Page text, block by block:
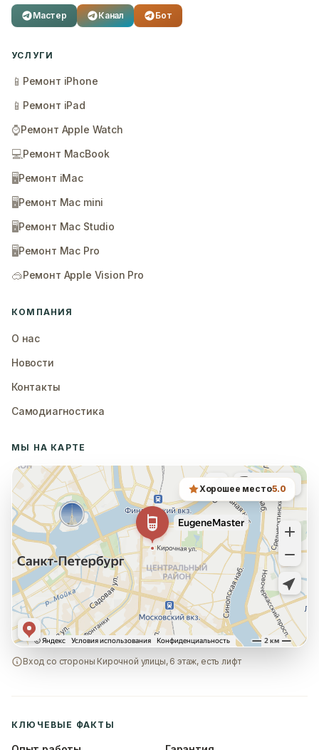
Мастер Канал Бот
УСЛУГИ
📱 Ремонт iPhone
📱 Ремонт iPad
⌚Ремонт Apple Watch
💻Ремонт MacBook
🖥️Ремонт iMac
🖥️Ремонт Mac mini
🖥️Ремонт Mac Studio
🖥️Ремонт Mac Pro
🥽Ремонт Apple Vision Pro
КОМПАНИЯ
О нас
Новости
Контакты
Самодиагностика
МЫ НА КАРТЕ
Хорошее место5.0
Вход со стороны Кирочной улицы, 6 этаж, есть лифт
КЛЮЧЕВЫЕ ФАКТЫ